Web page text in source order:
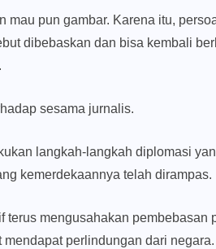
pun gambar. Karena itu,
dibebaskan dan bisa kembali
sesama jurnalis.
langkah-langkah diplomasi
kemerdekaannya telah dirampas.
mengusahakan pembebasan
perlindungan dari negara.